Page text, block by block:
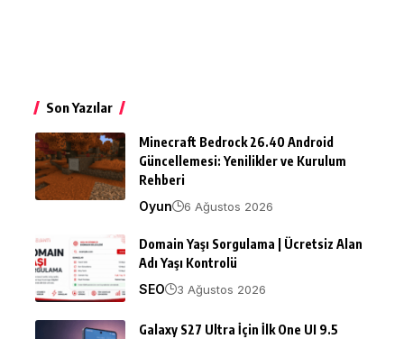
Son Yazılar
Minecraft Bedrock 26.40 Android
Güncellemesi: Yenilikler ve Kurulum
Rehberi
Oyun
6 Ağustos 2026
Domain Yaşı Sorgulama | Ücretsiz Alan
Adı Yaşı Kontrolü
SEO
3 Ağustos 2026
Galaxy S27 Ultra İçin İlk One UI 9.5